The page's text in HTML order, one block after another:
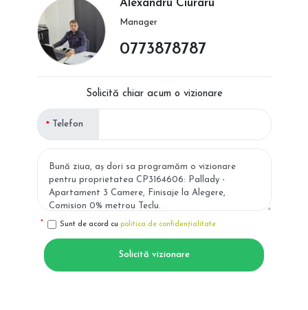
Alexandru Ciuraru
Manager
0773878787
Solicită chiar acum o vizionare
Telefon
Sunt de acord cu politica de confidențialitate
Solicită vizionare